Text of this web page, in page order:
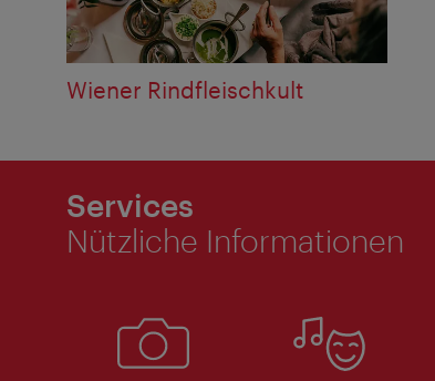
Wiener Rindfleischkult
Services
Nützliche Informationen